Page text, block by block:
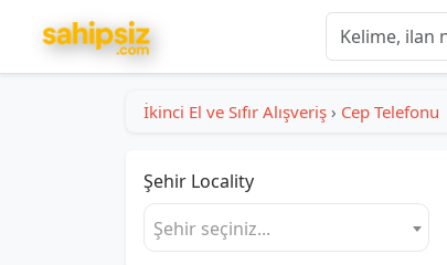
İkinci El ve Sıfır Alışveriş › Cep Telefonu
Şehir Locality
Şehir seçiniz...